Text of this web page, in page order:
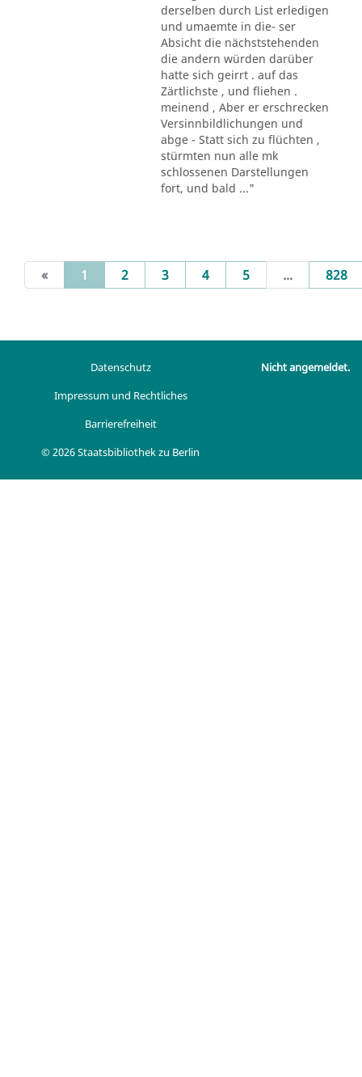
derselben durch List erledigen
und umaemte in die- ser
Absicht die nächststehenden
die andern würden darüber
hatte sich geirrt . auf das
Zärtlichste , und fliehen .
meinend , Aber er erschrecken
Versinnbildlichungen und
abge - Statt sich zu flüchten ,
stürmten nun alle mk
schlossenen Darstellungen
fort, und bald ..."
« 1 (current)
2 3 4 5 ... 828
Datenschutz
Impressum und Rechtliches
Barrierefreiheit
© 2026 Staatsbibliothek zu Berlin
Nicht angemeldet.